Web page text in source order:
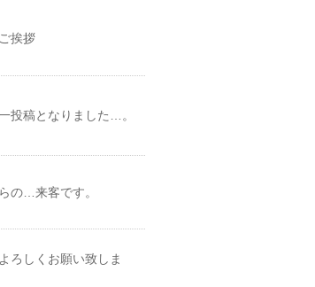
挨拶
投稿となりました…。
の…来客です。
ろしくお願い致しま